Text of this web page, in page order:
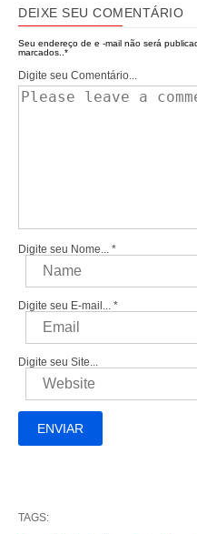
DEIXE SEU COMENTÁRIO
Seu endereço de e -mail não será
marcados.. *
Digite seu Comentário...
Digite seu Nome... *
Digite seu E-mail... *
Digite seu Site...
TAGS: